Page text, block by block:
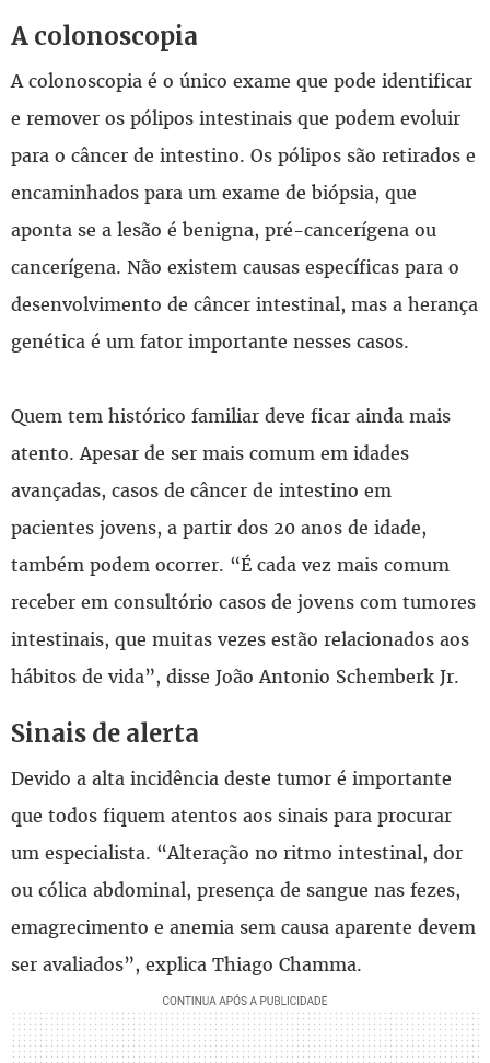
A colonoscopia
A colonoscopia é o único exame que pode identificar
e remover os pólipos intestinais que podem evoluir
para o câncer de intestino. Os pólipos são retirados e
encaminhados para um exame de biópsia, que
aponta se a lesão é benigna, pré-cancerígena ou
cancerígena. Não existem causas específicas para o
desenvolvimento de câncer intestinal, mas a herança
genética é um fator importante nesses casos.
Quem tem histórico familiar deve ficar ainda mais
atento. Apesar de ser mais comum em idades
avançadas, casos de câncer de intestino em
pacientes jovens, a partir dos 20 anos de idade,
também podem ocorrer. “É cada vez mais comum
receber em consultório casos de jovens com tumores
intestinais, que muitas vezes estão relacionados aos
hábitos de vida”, disse João Antonio Schemberk Jr.
Sinais de alerta
Devido a alta incidência deste tumor é importante
que todos fiquem atentos aos sinais para procurar
um especialista. “Alteração no ritmo intestinal, dor
ou cólica abdominal, presença de sangue nas fezes,
emagrecimento e anemia sem causa aparente devem
ser avaliados”, explica Thiago Chamma.